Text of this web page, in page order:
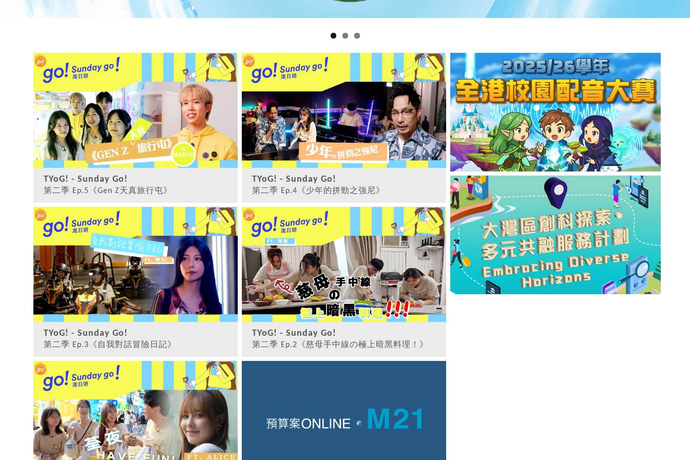
【SUNDAY GO!】第二季 ☀ GEN Z 天
真旅行屯！...
觀看
TYoG! - Sunday Go!
第二季 Ep.5《Gen Z天真旅行屯》
【SUNDAY GO!】第二季 SLDPK 少年
的拼勁之強尼...
觀看
TYoG! - Sunday Go!
第二季 Ep.4《少年的拼勁之強尼》
【SUNDAY GO!】第二季之忠於自己！
觀看
TYoG! - Sunday Go!
第二季 Ep.3《自我對話冒險日記》
TYoG! - Sunday Go!
第二季 Ep.2《慈母手中線の極上暗黑料理！》